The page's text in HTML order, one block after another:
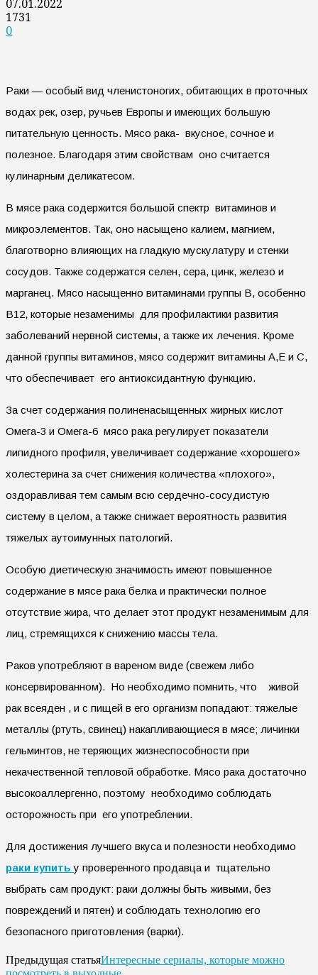
07.01.2022
1731
0
Раки — особый вид членистоногих, обитающих в проточных
водах рек, озер, ручьев Европы и имеющих большую
питательную ценность. Мясо рака- вкусное, сочное и
полезное. Благодаря этим свойствам оно считается
кулинарным деликатесом.
В мясе рака содержится большой спектр витаминов и
микроэлементов. Так, оно насыщено калием, магнием,
благотворно влияющих на гладкую мускулатуру и стенки
сосудов. Также содержатся селен, сера, цинк, железо и
марганец. Мясо насыщенно витаминами группы В, особенно
В12, которые незаменимы для профилактики развития
заболеваний нервной системы, а также их лечения. Кроме
данной группы витаминов, мясо содержит витамины А,Е и С,
что обеспечивает его антиоксидантную функцию.
За счет содержания полиненасыщенных жирных кислот
Омега-3 и Омега-6 мясо рака регулирует показатели
липидного профиля, увеличивает содержание «хорошего»
холестерина за счет снижения количества «плохого»,
оздоравливая тем самым всю сердечно-сосудистую
систему в целом, а также снижает вероятность развития
тяжелых аутоимунных патологий.
Особую диетическую значимость имеют повышенное
содержание в мясе рака белка и практически полное
отсутствие жира, что делает этот продукт незаменимым для
лиц, стремящихся к снижению массы тела.
Раков употребляют в вареном виде (свежем либо
консервированном). Но необходимо помнить, что живой
рак всеяден , и с пищей в его организм попадают: тяжелые
металлы (ртуть, свинец) накапливающиеся в мясе; личинки
гельминтов, не теряющих жизнеспособности при
некачественной тепловой обработке. Мясо рака достаточно
высокоаллергенно, поэтому необходимо соблюдать
осторожность при его употреблении.
Для достижения лучшего вкуса и полезности необходимо
раки купитьу проверенного продавца и тщательно
выбрать сам продукт: раки должны быть живыми, без
повреждений и пятен) и соблюдать технологию его
безопасного приготовления (варки).
Предыдущая статьяИнтересные сериалы, которые можно